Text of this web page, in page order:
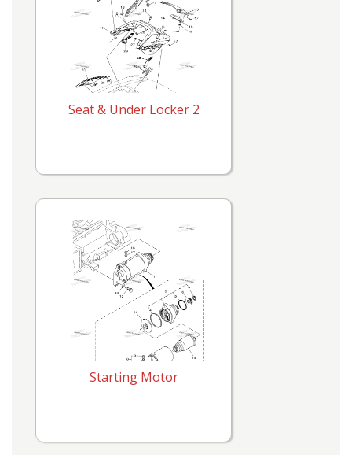
Seat & Under Locker 2
Starting Motor